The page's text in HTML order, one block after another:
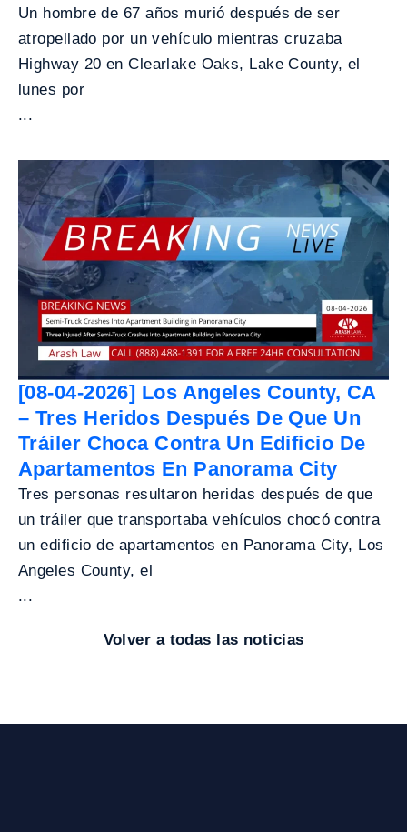
Un hombre de 67 años murió después de ser
atropellado por un vehículo mientras cruzaba
Highway 20 en Clearlake Oaks, Lake County, el
lunes por
...
[08-04-2026] Los Angeles County, CA
– Tres Heridos Después De Que Un
Tráiler Choca Contra Un Edificio De
Apartamentos En Panorama City
Tres personas resultaron heridas después de que
un tráiler que transportaba vehículos chocó contra
un edificio de apartamentos en Panorama City, Los
Angeles County, el
...
Volver a todas las noticias